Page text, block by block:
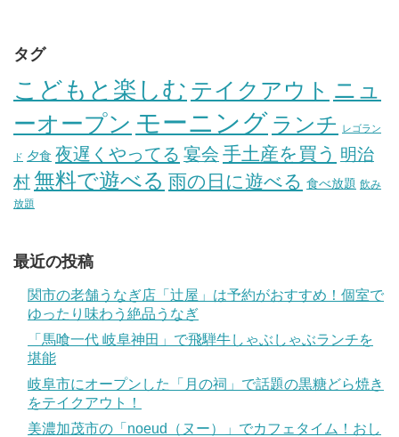
タグ
こどもと楽しむ テイクアウト ニュ
ーオープン モーニング ランチ レゴラン
ド 夕食 夜遅くやってる 宴会 手土産を買う 明治
村無料で遊べる 雨の日に遊べる 食べ放題 飲み
放題
最近の投稿
関市の老舗うなぎ店「辻屋」は予約がおすすめ！個室で
ゆったり味わう絶品うなぎ
「馬喰一代 岐阜神田」で飛騨牛しゃぶしゃぶランチを
堪能
岐阜市にオープンした「月の祠」で話題の黒糖どら焼き
をテイクアウト！
美濃加茂市の「noeud（ヌー）」でカフェタイム！おし